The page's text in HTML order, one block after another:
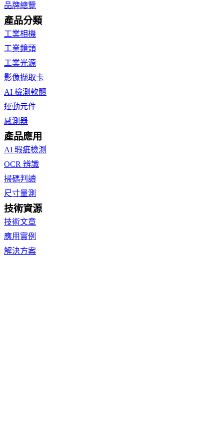
品牌總覽
產品分類
工業相機
工業鏡頭
工業光源
影像擷取卡
AI 檢測軟體
運動元件
感測器
產品應用
AI 瑕疵檢測
OCR 辨識
掃碼判讀
尺寸量測
技術資源
技術文章
應用實例
解決方案